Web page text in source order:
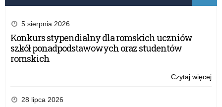
5 sierpnia 2026
Konkurs stypendialny dla romskich uczniów
szkół ponadpodstawowych oraz studentów
romskich
Czytaj więcej
28 lipca 2026